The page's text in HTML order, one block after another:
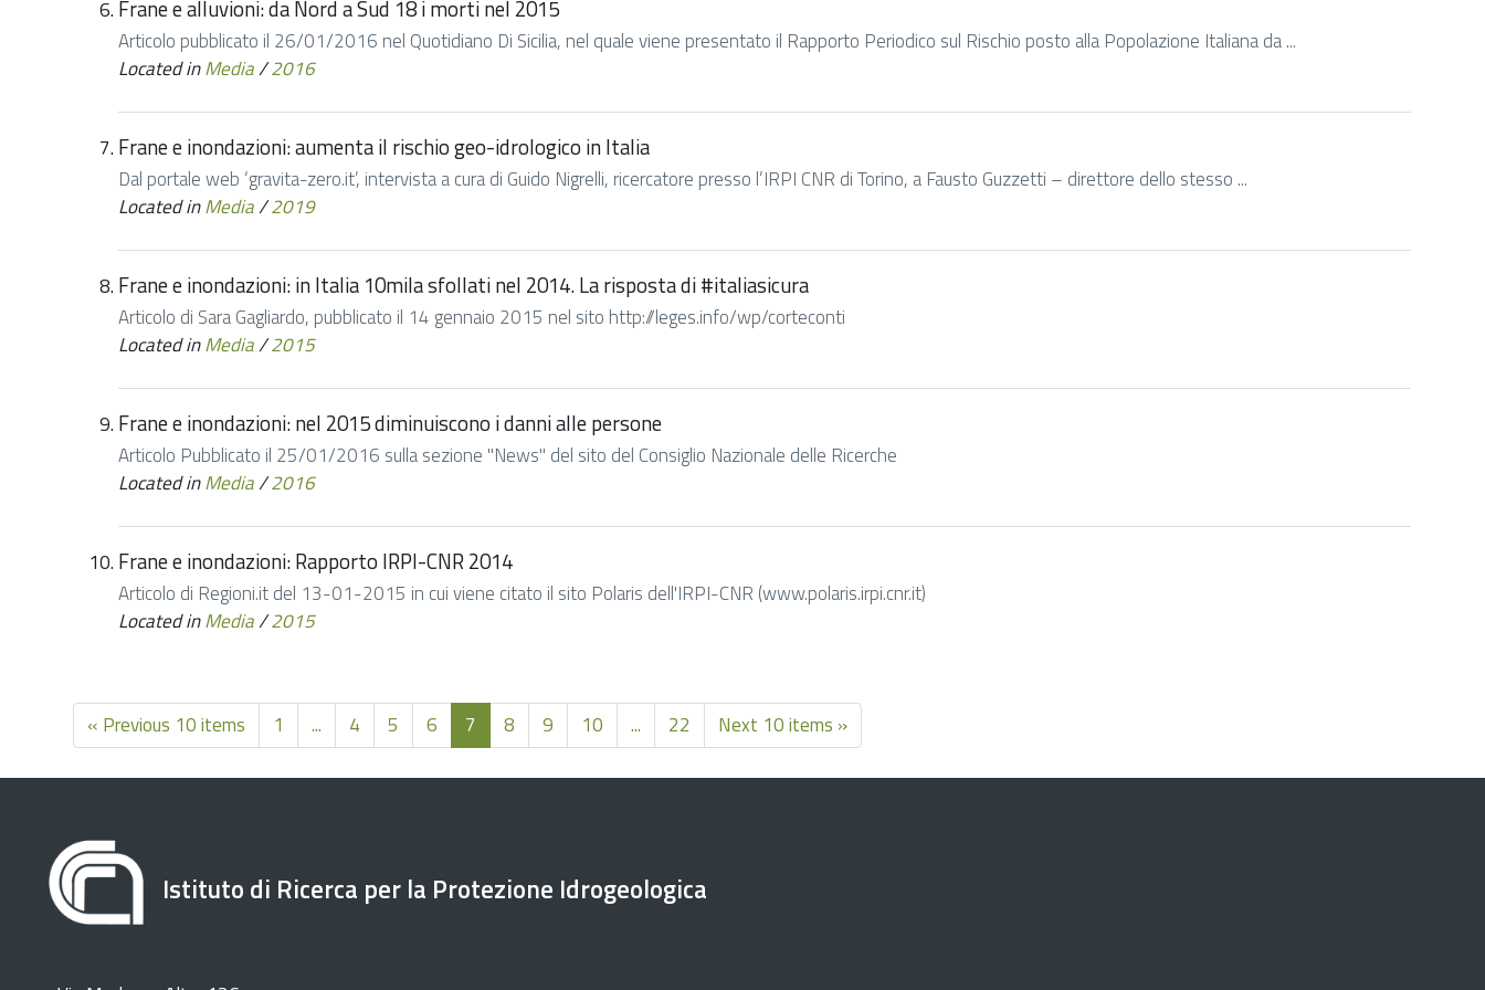
Frane e alluvioni: da Nord a Sud 18 i morti nel 2015
Articolo pubblicato il 26/01/2016 nel Quotidiano Di Sicilia, nel quale viene presentato il Rapporto Periodico sul Rischio posto alla Popolazione Italiana da ...
Located inMedia/2016
Frane e inondazioni: aumenta il rischio geo-idrologico in Italia
Dal portale web ‘gravita-zero.it’, intervista a cura di Guido Nigrelli, ricercatore presso l’IRPI CNR di Torino, a Fausto Guzzetti – direttore dello stesso ...
Located inMedia/2019
Frane e inondazioni: in Italia 10mila sfollati nel 2014. La risposta di #italiasicura
Articolo di Sara Gagliardo, pubblicato il 14 gennaio 2015 nel sito http://leges.info/wp/corteconti
Located inMedia/2015
Frane e inondazioni: nel 2015 diminuiscono i danni alle persone
Articolo Pubblicato il 25/01/2016 sulla sezione "News" del sito del Consiglio Nazionale delle Ricerche
Located inMedia/2016
Frane e inondazioni: Rapporto IRPI-CNR 2014
Articolo di Regioni.it del 13-01-2015 in cui viene citato il sito Polaris dell'IRPI-CNR (www.polaris.irpi.cnr.it)
Located inMedia/2015
« Previous 10 items 1 ... 4 5 6 7 8 9 10 ... 22 Next 10 items »
Istituto di Ricerca per la Protezione Idrogeologica